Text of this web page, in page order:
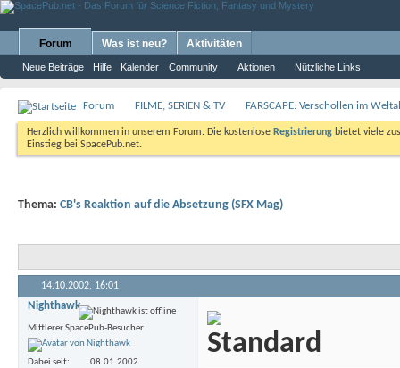
Forum
Neue Beiträge Hilfe Kalender Community Aktionen Nützliche Links
Was ist neu? Aktivitäten
Forum FILME, SERIEN & TV FARSCAPE: Verschollen im
Herzlich willkommen in unserem Forum. Die kostenlose Registrierung bietet viele
Einstieg bei SpacePub.net.
Thema: CB's Reaktion auf die Absetzung (SFX Mag)
14.10.2002, 16:01
Nighthawk
Mittlerer SpacePub-Besucher
Dabei seit
08.01.2002